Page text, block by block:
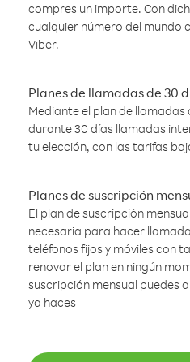
compres un importe. Con
cualquier número del mundo
Viber.
Planes de llamadas de 30
Mediante el plan de
durante 30 días llamadas
tu elección, con las tarifas
Planes de suscripción
El plan de suscripción
necesaria para hacer
teléfonos fijos y móviles con
renovar el plan en ningún
suscripción mensual puedes
ya haces